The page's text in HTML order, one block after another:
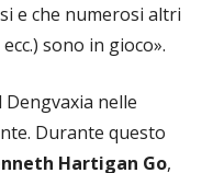
e che numerosi altri
sono in gioco».
Dengvaxia nelle
Durante questo
Hartigan Go,